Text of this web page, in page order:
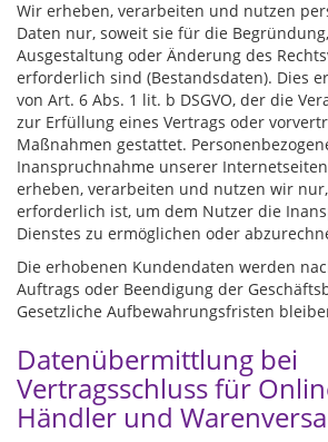
Wir erheben, verarbeiten und nutzen
Daten nur, soweit sie für die
Ausgestaltung oder Änderung des
erforderlich sind (Bestandsdaten). Dies
von Art. 6 Abs. 1 lit. b DSGVO, der die
zur Erfüllung eines Vertrags oder
Maßnahmen gestattet.
Inanspruchnahme unserer
erheben, verarbeiten und nutzen wir
erforderlich ist, um dem Nutzer die
Dienstes zu ermöglichen oder
Die erhobenen Kundendaten werden
Auftrags oder Beendigung der
Gesetzliche Aufbewahrungsfristen
Datenübermittlung bei
Vertragsschluss für
Händler und